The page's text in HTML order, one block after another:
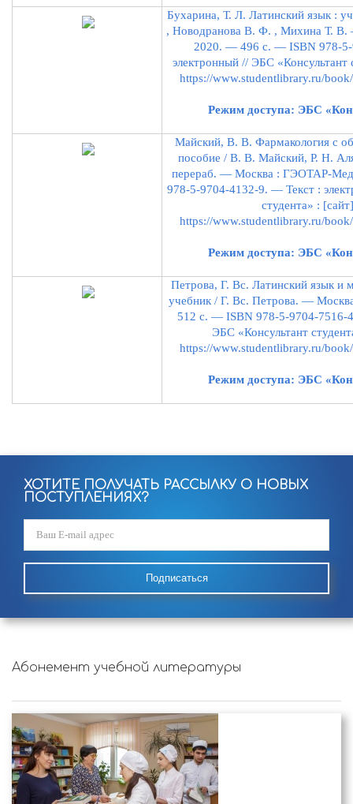
Бухарина, Т. Л. Латинский язык :
, Новодранова В. Ф. , Михина Т.
2020. — 496 с. — ISBN 978-
электронный // ЭБС
https://www.studentlibrary.ru/
Режим доступа: ЭБС
Майский, В. В. Фармакология с
пособие / В. В. Майский, Р. Н.
перераб. — Москва : ГЭОТАР-
978-5-9704-4132-9. — Текст :
студента» :
https://www.studentlibrary.ru/
Режим доступа: ЭБС
Петрова, Г. Вс. Латинский язык и
учебник / Г. Вс. Петрова. —
512 с. — ISBN 978-5-9704-7516-
ЭБС «Консультант
https://www.studentlibrary.ru/
Режим доступа: ЭБС
ХОТИТЕ ПОЛУЧАТЬ РАССЫЛКУ О НОВЫХ
ПОСТУПЛЕНИЯХ?
Подписаться
Абонемент учебной литературы